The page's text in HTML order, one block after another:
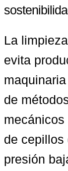
La
evita
de
de cepillos
presión